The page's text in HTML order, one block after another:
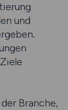
und
Branche,